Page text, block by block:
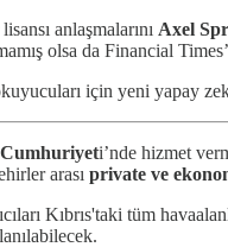
anlaşmalarını Axel
olsa da Financial
için yeni yapay
i’nde hizmet
arası private ve
Kıbrıs'taki tüm